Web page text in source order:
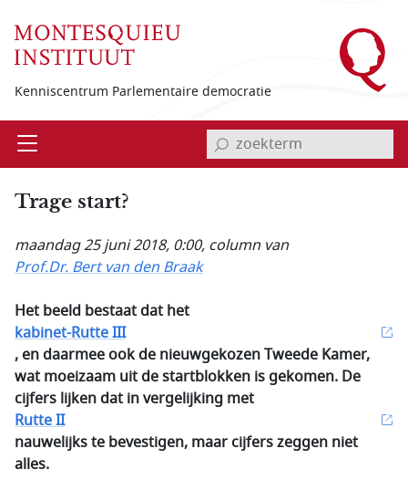
Kenniscentrum Parlementaire democratie
Open invoerveld zoekterm
Trage start?
maandag 25 juni 2018, 0:00, column van
Prof.Dr. Bert van den Braak
Het beeld bestaat dat het
kabinet-Rutte III
, en daarmee ook de nieuwgekozen Tweede Kamer,
wat moeizaam uit de startblokken is gekomen. De
cijfers lijken dat in vergelijking met
Rutte II
nauwelijks te bevestigen, maar cijfers zeggen niet
alles.